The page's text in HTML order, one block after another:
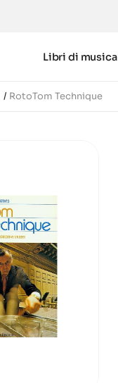
Libri di musica
RotoTom Technique